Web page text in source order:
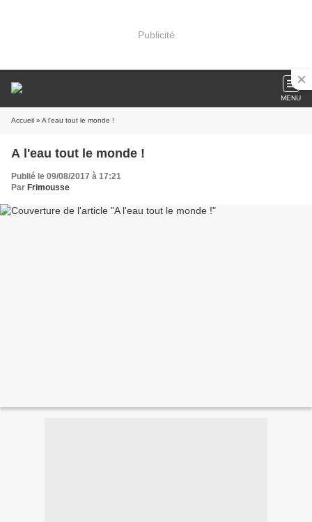
Publicité
MENU
Accueil » A l'eau tout le monde !
A l'eau tout le monde !
Publié le 09/08/2017 à 17:21
Par Frimousse